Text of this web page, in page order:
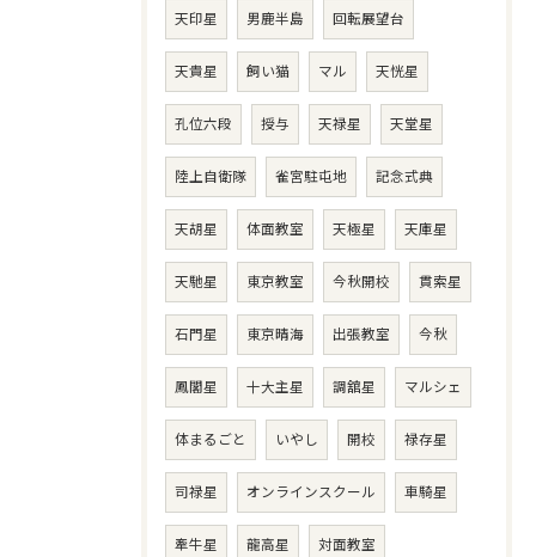
天印星 男鹿半島 回転展望台
天貴星 飼い猫 マル 天恍星
孔位六段 授与 天禄星 天堂星
陸上自衛隊 雀宮駐屯地 記念式典
天胡星 体面教室 天極星 天庫星
天馳星 東京教室 今秋開校 貫索星
石門星 東京晴海 出張教室 今秋
鳳閣星 十大主星 調舘星 マルシェ
体まるごと いやし 開校 禄存星
司禄星 オンラインスクール 車騎星
牽牛星 龍高星 対面教室